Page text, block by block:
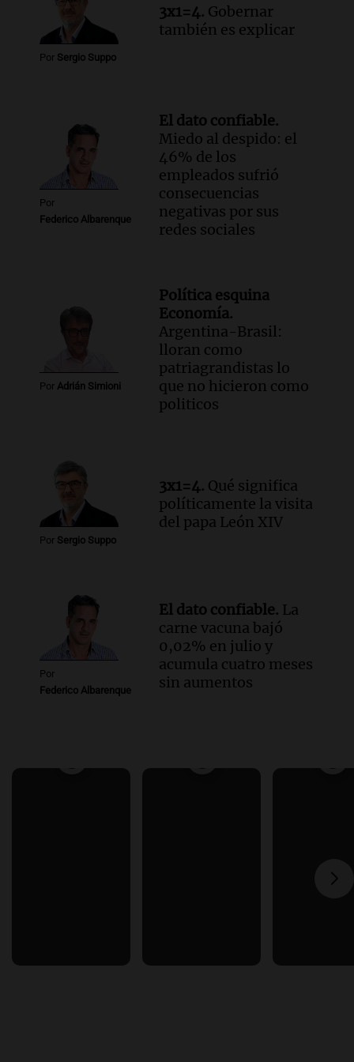
Por Sergio Suppo
3x1=4. Gobernar
también es explicar
Por
Federico Albarenque
El dato confiable.
Miedo al despido: el
46% de los
empleados sufrió
consecuencias
negativas por sus
redes sociales
Por Adrián Simioni
Política esquina
Economía.
Argentina-Brasil:
lloran como
patriagrandistas lo
que no hicieron como
politicos
Por Sergio Suppo
3x1=4. Qué significa
políticamente la visita
del papa León XIV
Por
Federico Albarenque
El dato confiable. La
carne vacuna bajó
0,02% en julio y
acumula cuatro meses
sin aumentos